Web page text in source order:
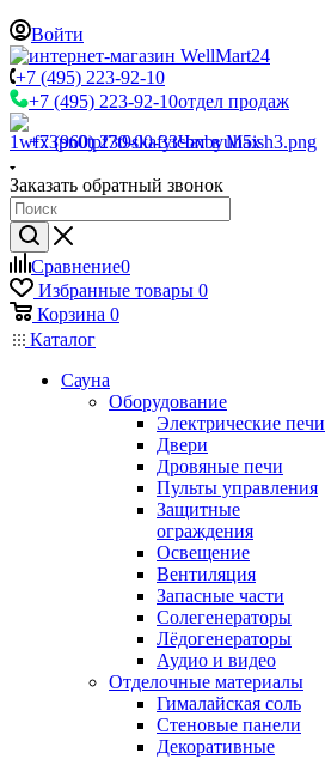
Войти
+7 (495) 223-92-10
+7 (495) 223-92-10отдел продаж
+7 (960) 230-00-33Чат в Max
Заказать обратный звонок
Сравнение0
Избранные товары 0
Корзина 0
Каталог
Сауна
Оборудование
Электрические печи
Двери
Дровяные печи
Пульты управления
Защитные
ограждения
Освещение
Вентиляция
Запасные части
Солегенераторы
Лёдогенераторы
Аудио и видео
Отделочные материалы
Гималайская соль
Стеновые панели
Декоративные